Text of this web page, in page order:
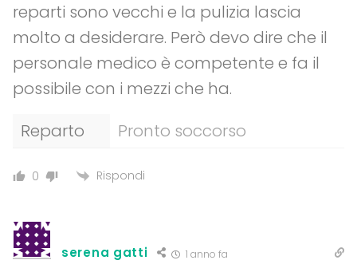
reparti sono vecchi e la pulizia lascia
molto a desiderare. Però devo dire che il
personale medico è competente e fa il
possibile con i mezzi che ha.
Reparto
Pronto soccorso
0 Rispondi
serena gatti 1 anno fa